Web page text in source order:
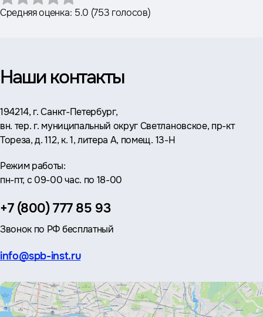
Средняя оценка: 5.0 (753 голосов)
Наши контакты
Адрес:
194214, г. Санкт-Петербург,
вн. тер. г. муниципальный округ Светлановское, пр-кт
Тореза, д. 112, к. 1, литера А, помещ. 13-Н
Режим работы:
пн-пт, с 09-00 час. по 18-00
Телефон:
+7 (800) 777 85 93
Звонок по РФ бесплатный
Эл.
info@spb-inst.ru